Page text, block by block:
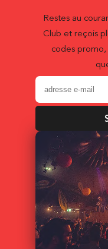
Restes au
Club et reçois
codes promo,